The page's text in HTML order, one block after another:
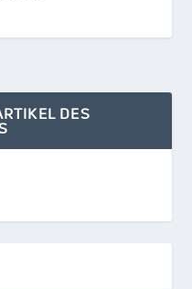
DES